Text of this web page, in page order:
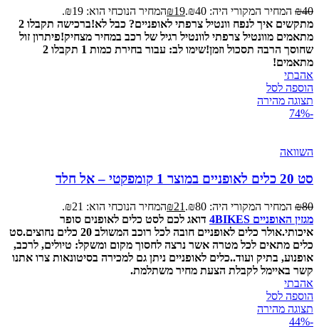
₪40 המחיר המקורי היה: ₪40. ₪19
המחיר הנוכחי הוא: ₪19.
מתקשים איך לנפח וונטיל צרפתי לאופניים? כבל לא!
ברכישה תקבלו 2
מתאמים מוונטיל צרפתי לוונטיל רגיל של רכב במחיר מצחיק!פיתרון זול
שחוסך הרבה תסכול וזמן!
שימו לב: עבור בחירת כמות 1 תקבלו 2
מתאמים!
אהבתי
הוספה לסל
תצוגה מהירה
-74%
השוואה
סט 20 כלים לאופניים במוצר 1 קומפקטי – אל חלד
₪80 המחיר המקורי היה: ₪80. ₪21
המחיר הנוכחי הוא: ₪21.
מגזין האופניים 4BIKES
דואג לכם לסט כלים לאופנים סופר
איכותי.אולר כלים לאופניים חובה לכל רוכב המשולב 20 כלים נחוצים.
סט
כלים מתאים לכל מטרה אשר נרצה לחסוך מקום ומשקל: טיולים, לרכב,
אופנוע, בתיק ועוד..כלים לאופניים ניתן גם למכירה בסיטונאות צרו אתנו
קשר באיימל לקבלת הצעת מחיר משתלמת.
אהבתי
הוספה לסל
תצוגה מהירה
-44%